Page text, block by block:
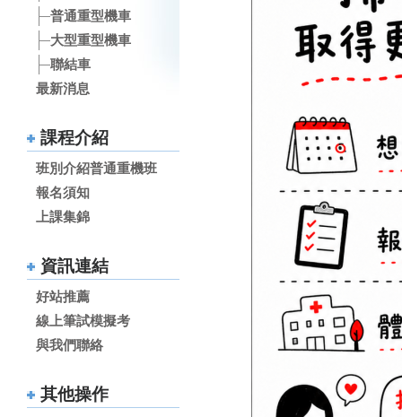
普通重型機車
大型重型機車
聯結車
最新消息
課程介紹
班別介紹普通重機班
報名須知
上課集錦
資訊連結
好站推薦
線上筆試模擬考
與我們聯絡
其他操作